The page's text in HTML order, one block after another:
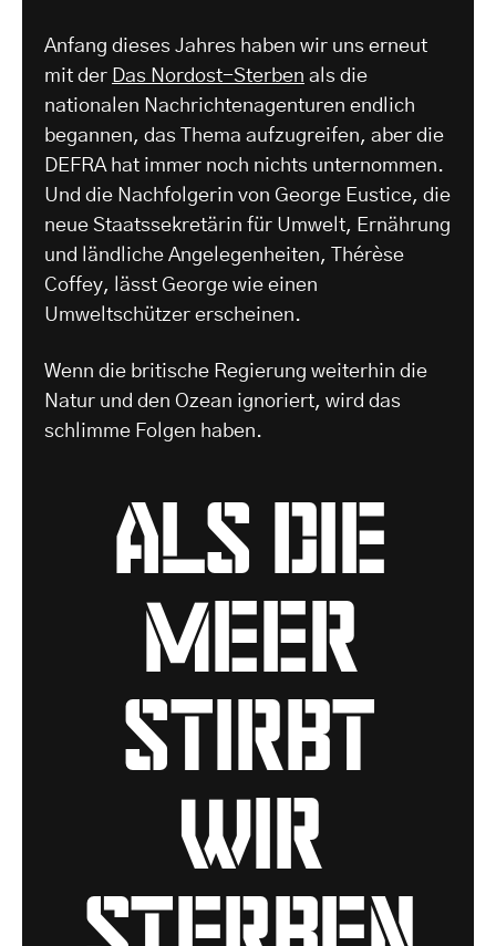
Anfang dieses Jahres haben wir uns erneut
mit der Das Nordost-Sterben als die
nationalen Nachrichtenagenturen endlich
begannen, das Thema aufzugreifen, aber die
DEFRA hat immer noch nichts unternommen.
Und die Nachfolgerin von George Eustice, die
neue Staatssekretärin für Umwelt, Ernährung
und ländliche Angelegenheiten, Thérèse
Coffey, lässt George wie einen
Umweltschützer erscheinen.
Wenn die britische Regierung weiterhin die
Natur und den Ozean ignoriert, wird das
schlimme Folgen haben.
als die
Meer
stirbt
wir
sterben